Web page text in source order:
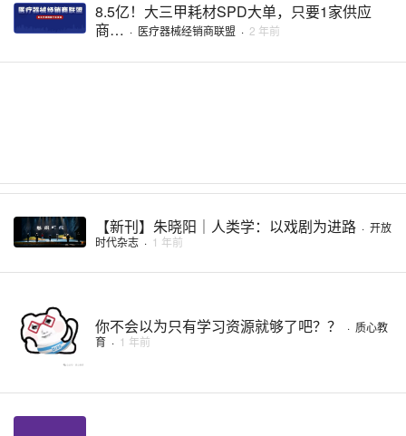
8.5亿！大三甲耗材SPD大单，只要1家供应
商… · 医疗器械经销商联盟 · 2 年前
【新刊】朱晓阳｜人类学：以戏剧为进路 · 开放
时代杂志 · 1 年前
你不会以为只有学习资源就够了吧？？ · 质心教
育 · 1 年前